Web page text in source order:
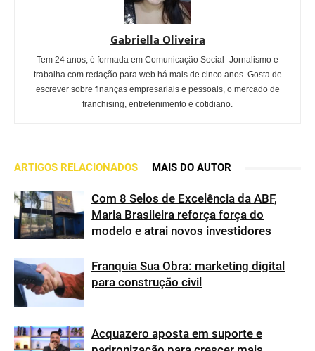
Gabriella Oliveira
Tem 24 anos, é formada em Comunicação Social- Jornalismo e
trabalha com redação para web há mais de cinco anos. Gosta de
escrever sobre finanças empresariais e pessoais, o mercado de
franchising, entretenimento e cotidiano.
ARTIGOS RELACIONADOS MAIS DO AUTOR
Com 8 Selos de Excelência da ABF,
Maria Brasileira reforça força do
modelo e atrai novos investidores
Franquia Sua Obra: marketing digital
para construção civil
Acquazero aposta em suporte e